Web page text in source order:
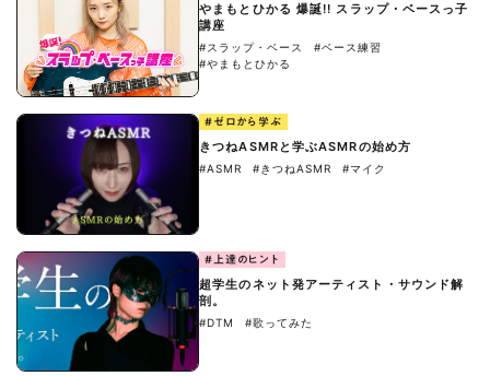
やまもとひかる 爆誕!! スラップ・ベースっ子
講座
#スラップ・ベース
#ベース練習
#やまもとひかる
#ゼロから学ぶ
きつねASMRと学ぶASMRの始め方
#ASMR #きつねASMR #マイク
#上達のヒント
超学生のネット発アーティスト・サウンド解
剖。
#DTM #歌ってみた